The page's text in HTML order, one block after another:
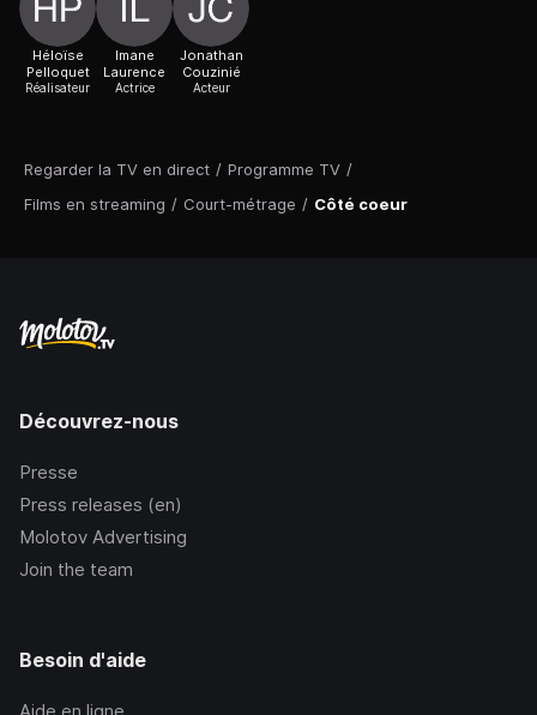
Regarder la TV en direct / Programme TV /
Films en streaming / Court-métrage / Côté coeur
Héloïse
Pelloquet
Réalisateur
Imane
Laurence
Actrice
Jonathan
Couzinié
Acteur
Découvrez-nous
Presse
Press releases (en)
Molotov Advertising
Join the team
Besoin d'aide